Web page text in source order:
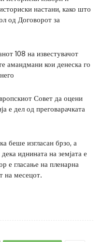
настани, како што
од Договорот за
108 на известувачот
амандмани кои денеска го
Совет да оцени
е дел од преговарачката
беше изгласан брзо, а
иднината на земјата е
е гласање на пленарна
на месецот.